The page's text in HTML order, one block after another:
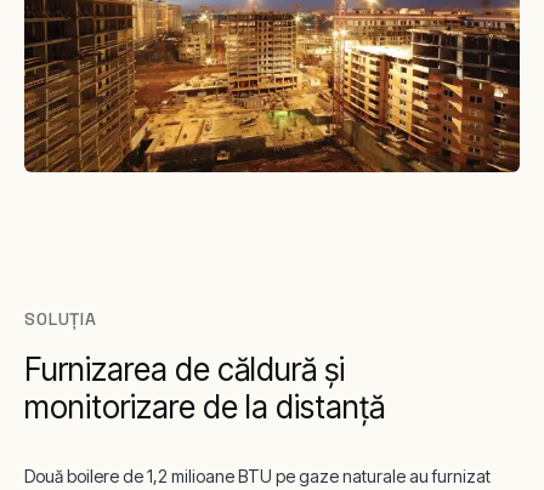
SOLUȚIA
Furnizarea de căldură și
monitorizare de la distanță
Două boilere de 1,2 milioane BTU pe gaze naturale au furnizat